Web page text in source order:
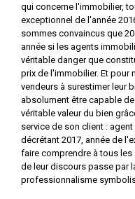
qui concerne l'immobilier,
exceptionnel de l'année
sommes convaincus que
année si les agents
véritable danger que
prix de l'immobilier. Et pour
vendeurs à surestimer leur
absolument être capable
véritable valeur du bien
service de son client :
décrétant 2017, année de
faire comprendre à tous
de leur discours passe par
professionnalisme